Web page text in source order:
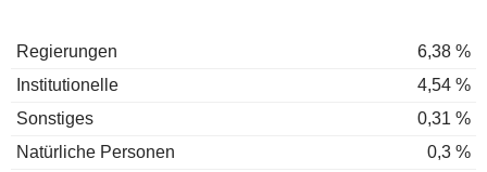
Regierungen
6,38 %
Institutionelle
4,54 %
Sonstiges
0,31 %
Natürliche Personen
0,3 %